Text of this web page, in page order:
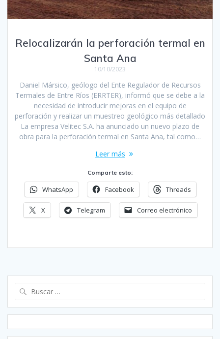
Relocalizarán la perforación termal en
Santa Ana
10/10/2023
Daniel Mársico, geólogo del Ente Regulador de Recursos
Termales de Entre Ríos (ERRTER), informó que se debe a la
necesidad de introducir mejoras en el equipo de
perforación y realizar un muestreo geológico más detallado
La empresa Velitec S.A. ha anunciado un nuevo plazo de
obra para la perforación termal en Santa Ana, tal como…
Leer más
Comparte esto:
WhatsApp Facebook Threads
X Telegram Correo electrónico